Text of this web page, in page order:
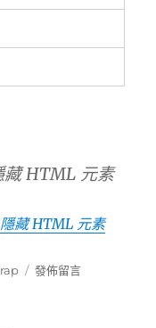
HTML 元素
藏 HTML 元素
在
發佈留言